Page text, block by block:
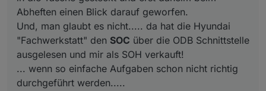
Abheften einen Blick darauf geworfen.
Und, man glaubt es nicht..... da hat die Hyundai
"Fachwerkstatt" den SOC über die ODB Schnittstelle
ausgelesen und mir als SOH verkauft!
... wenn so einfache Aufgaben schon nicht richtig
durchgeführt werden.....